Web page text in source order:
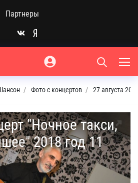
Партнеры
Фото с концертов 27 августа
"Ночное такси,
2018 год 11